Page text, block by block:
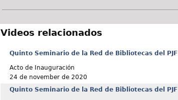
Videos relacionados
Quinto Seminario de la Red de Bibliotecas del PJF
Acto de Inauguración
24 de november de 2020
Quinto Seminario de la Red de Bibliotecas del PJF